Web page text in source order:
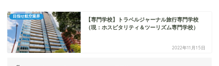
目指せ航空業界
【専門学校】トラベルジャーナル旅行専門学校
（現：ホスピタリティ＆ツーリズム専門学校）
2022年11月15日